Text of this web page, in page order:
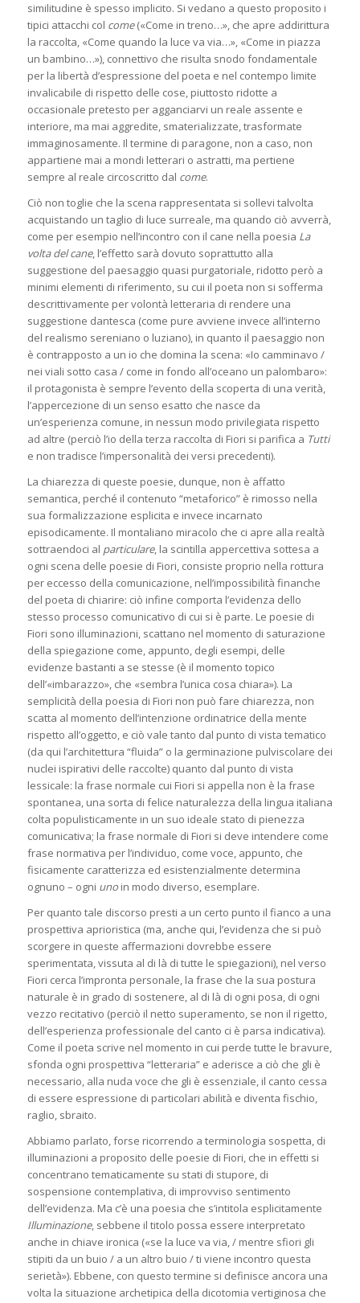
similitudine è spesso implicito. Si vedano a questo proposito i
tipici attacchi col come(«Come in treno…», che apre addirittura
la raccolta, «Come quando la luce va via…», «Come in piazza
un bambino…»), connettivo che risulta snodo fondamentale
per la libertà d’espressione del poeta e nel contempo limite
invalicabile di rispetto delle cose, piuttosto ridotte a
occasionale pretesto per agganciarvi un reale assente e
interiore, ma mai aggredite, smaterializzate, trasformate
immaginosamente. Il termine di paragone, non a caso, non
appartiene mai a mondi letterari o astratti, ma pertiene
sempre al reale circoscritto dal come.
Ciò non toglie che la scena rappresentata si sollevi talvolta
acquistando un taglio di luce surreale, ma quando ciò avverrà,
come per esempio nell’incontro con il cane nella poesia La
volta del cane, l’effetto sarà dovuto soprattutto alla
suggestione del paesaggio quasi purgatoriale, ridotto però a
minimi elementi di riferimento, su cui il poeta non si sofferma
descrittivamente per volontà letteraria di rendere una
suggestione dantesca (come pure avviene invece all’interno
del realismo sereniano o luziano), in quanto il paesaggio non
è contrapposto a un io che domina la scena: «Io camminavo /
nei viali sotto casa / come in fondo all’oceano un palombaro»:
il protagonista è sempre l’evento della scoperta di una verità,
l’appercezione di un senso esatto che nasce da
un’esperienza comune, in nessun modo privilegiata rispetto
ad altre (perciò l’io della terza raccolta di Fiori si parifica a Tutti
e non tradisce l’impersonalità dei versi precedenti).
La chiarezza di queste poesie, dunque, non è affatto
semantica, perché il contenuto “metaforico” è rimosso nella
sua formalizzazione esplicita e invece incarnato
episodicamente. Il montaliano miracolo che ci apre alla realtà
sottraendoci al particulare, la scintilla appercettiva sottesa a
ogni scena delle poesie di Fiori, consiste proprio nella rottura
per eccesso della comunicazione, nell’impossibilità finanche
del poeta di chiarire: ciò infine comporta l’evidenza dello
stesso processo comunicativo di cui si è parte. Le poesie di
Fiori sono illuminazioni, scattano nel momento di saturazione
della spiegazione come, appunto, degli esempi, delle
evidenze bastanti a se stesse (è il momento topico
dell’«imbarazzo», che «sembra l’unica cosa chiara»). La
semplicità della poesia di Fiori non può fare chiarezza, non
scatta al momento dell’intenzione ordinatrice della mente
rispetto all’oggetto, e ciò vale tanto dal punto di vista tematico
(da qui l’architettura “fluida” o la germinazione pulviscolare dei
nuclei ispirativi delle raccolte) quanto dal punto di vista
lessicale: la frase normale cui Fiori si appella non è la frase
spontanea, una sorta di felice naturalezza della lingua italiana
colta populisticamente in un suo ideale stato di pienezza
comunicativa; la frase normale di Fiori si deve intendere come
frase normativa per l’individuo, come voce, appunto, che
fisicamente caratterizza ed esistenzialmente determina
ognuno – ogni unoin modo diverso, esemplare.
Per quanto tale discorso presti a un certo punto il fianco a una
prospettiva aprioristica (ma, anche qui, l’evidenza che si può
scorgere in queste affermazioni dovrebbe essere
sperimentata, vissuta al di là di tutte le spiegazioni), nel verso
Fiori cerca l’impronta personale, la frase che la sua postura
naturale è in grado di sostenere, al di là di ogni posa, di ogni
vezzo recitativo (perciò il netto superamento, se non il rigetto,
dell’esperienza professionale del canto ci è parsa indicativa).
Come il poeta scrive nel momento in cui perde tutte le bravure,
sfonda ogni prospettiva “letteraria” e aderisce a ciò che gli è
necessario, alla nuda voce che gli è essenziale, il canto cessa
di essere espressione di particolari abilità e diventa fischio,
raglio, sbraito.
Abbiamo parlato, forse ricorrendo a terminologia sospetta, di
illuminazioni a proposito delle poesie di Fiori, che in effetti si
concentrano tematicamente su stati di stupore, di
sospensione contemplativa, di improvviso sentimento
dell’evidenza. Ma c’è una poesia che s’intitola esplicitamente
Illuminazione, sebbene il titolo possa essere interpretato
anche in chiave ironica («se la luce va via, / mentre sfiori gli
stipiti da un buio / a un altro buio / ti viene incontro questa
serietà»). Ebbene, con questo termine si definisce ancora una
volta la situazione archetipica della dicotomia vertiginosa che